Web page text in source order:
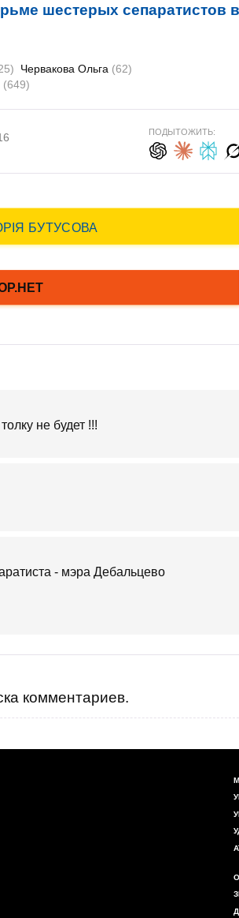
шестерых сепаратистов в
Червакова Ольга (62)
(649)
ПОДЫТОЖИТЬ:
не будет !!!
- мэра Дебальцево
комментариев.